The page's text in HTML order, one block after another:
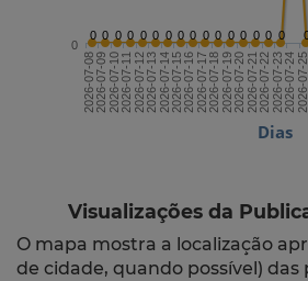
Dias
0 0 0 0 0 0 0 0 0 0 0 0 0 0 0 0
2026-07-082026-07-092026-07-102026-07-112026-07-122026-07-132026-07-142026-07-152026-07-162026-07-172026-07-182026-07-192026-07-202026-07-212026-07-222026-07-232026-07-242026-07-25
0
Visualizações da
O mapa mostra a localização
de cidade, quando possível) das